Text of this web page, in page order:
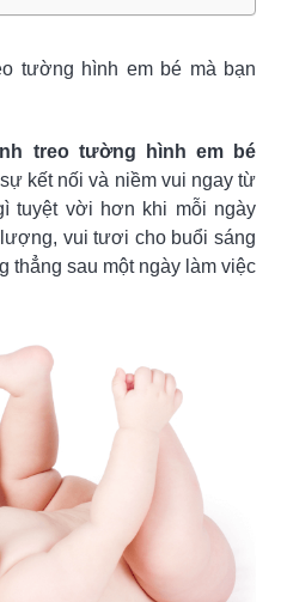
tường hình em bé mà bạn
treo tường hình em bé
kết nối và niềm vui ngay từ
tuyệt vời hơn khi mỗi ngày
vui tươi cho buổi sáng
thẳng sau một ngày làm việc